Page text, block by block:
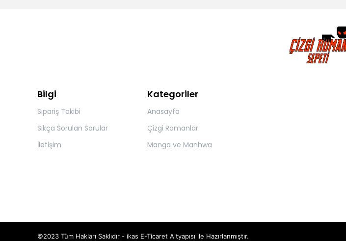
Bilgi
Sipariş Takibi
Sıkça Sorulan Sorular
İletişim
Kategoriler
Anasayfa
Çizgi Romanlar
Manga ve Manhwa
©2023 Tüm Hakları Saklıdır - ikas E-Ticaret Altyapısı ile Hazırlanmıştır.